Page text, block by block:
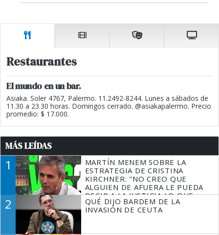
Restaurantes
El mundo en un bar.
Asiaka. Soler 4767, Palermo. 11.2492-8244. Lunes a sábados de
11.30 a 23.30 horas. Domingos cerrado. @asiakapalermo. Precio
promedio: $ 17.000.
MÁS LEÍDAS
1
MARTÍN MENEM SOBRE LA
ESTRATEGIA DE CRISTINA
KIRCHNER: "NO CREO QUE
ALGUIEN DE AFUERA LE PUEDA
DECIR A LA JUSTICIA LO QUE
TIENE QUE HACER"
2
QUÉ DIJO BARDEM DE LA
INVASIÓN DE CEUTA